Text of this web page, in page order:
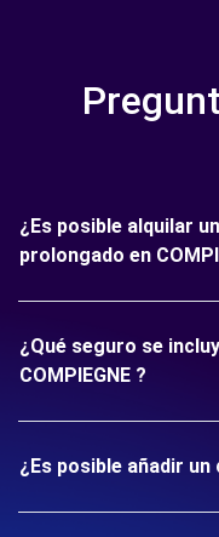
¿Es posible alquilar
prolongado en
¿Qué seguro se
COMPIEGNE ?
¿Es posible añadir